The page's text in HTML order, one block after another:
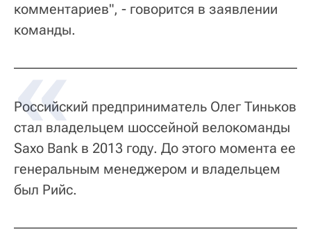
комментариев", - говорится в заявлении
команды.
Российский предприниматель Олег Тиньков
стал владельцем шоссейной велокоманды
Saxo Bank в 2013 году. До этого момента ее
генеральным менеджером и владельцем
был Рийс.